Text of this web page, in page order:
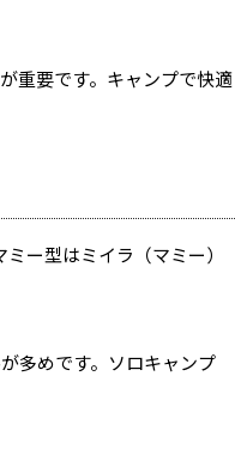
重要です。キャンプで快適
ー型はミイラ（マミー）
多めです。ソロキャンプ